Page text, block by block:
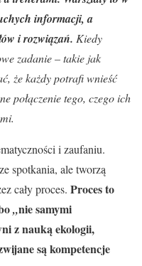
informacji, a
i rozwiązań. Kiedy
zadanie – takie jak
że każdy potrafi wnieść
połączenie tego, czego ich
i zaufaniu.
spotkania, ale tworzą
cały proces. Proces to
„nie samymi
z nauką ekologii,
są kompetencje